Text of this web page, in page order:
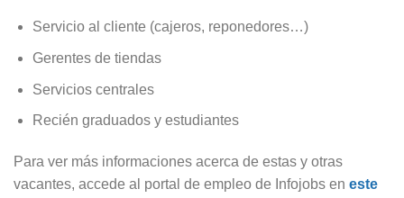
Servicio al cliente (cajeros, reponedores…)
Gerentes de tiendas
Servicios centrales
Recién graduados y estudiantes
Para ver más informaciones acerca de estas y otras
vacantes, accede al portal de empleo de Infojobs en este